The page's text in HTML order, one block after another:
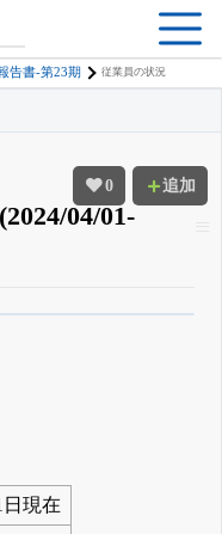
告書-第23期 従業員の状況
0 追加
04/01-
る
先行利用も付きます
日現在